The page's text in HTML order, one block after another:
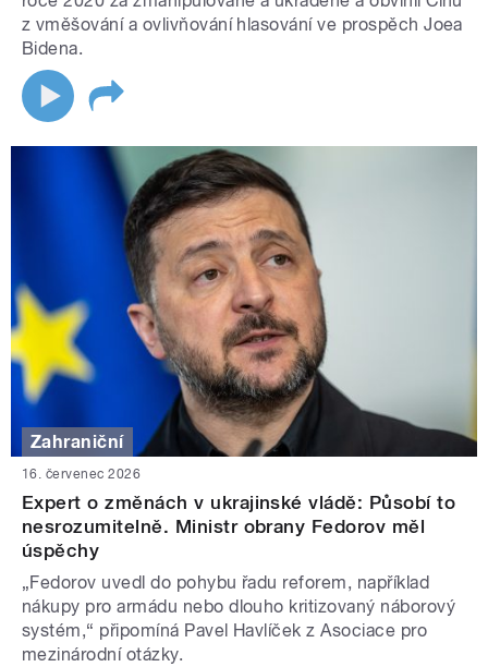
z vměšování a ovlivňování hlasování ve prospěch Joea
Bidena.
Zahraniční
16. červenec 2026
Expert o změnách v ukrajinské vládě: Působí to
nesrozumitelně. Ministr obrany Fedorov měl
úspěchy
„Fedorov uvedl do pohybu řadu reforem, například
nákupy pro armádu nebo dlouho kritizovaný náborový
systém,“ připomíná Pavel Havlíček z Asociace pro
mezinárodní otázky.